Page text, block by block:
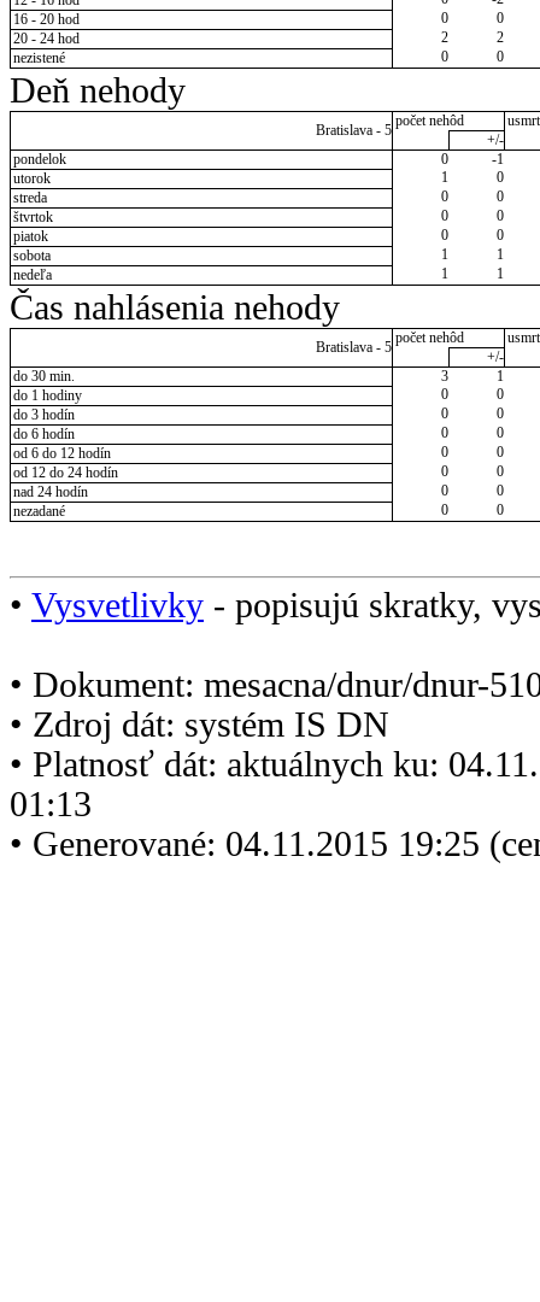
16 - 20 hod
0
0
20 - 24 hod
2
2
nezistené
0 0
Deň nehody
Bratislava - 5
počet nehôd
+/-
pondelok
0
-1
utorok
1
0
streda
0
0
štvrtok
0
0
piatok
0
0
sobota
1
1
nedeľa
1 1
Čas nahlásenia nehody
Bratislava - 5
počet nehôd
+/-
do 30 min.
3
1
do 1 hodiny
0
0
do 3 hodín
0
0
do 6 hodín
0
0
od 6 do 12 hodín
0
0
od 12 do 24 hodín
0
0
nad 24 hodín
0
0
nezadané
0 0
• Vysvetlivky - popisujú skratky,
• Dokument: mesacna/dnur/dnur-
• Zdroj dát: systém IS DN
• Platnosť dát: aktuálnych ku:
01:13
• Generované: 04.11.2015 19:25